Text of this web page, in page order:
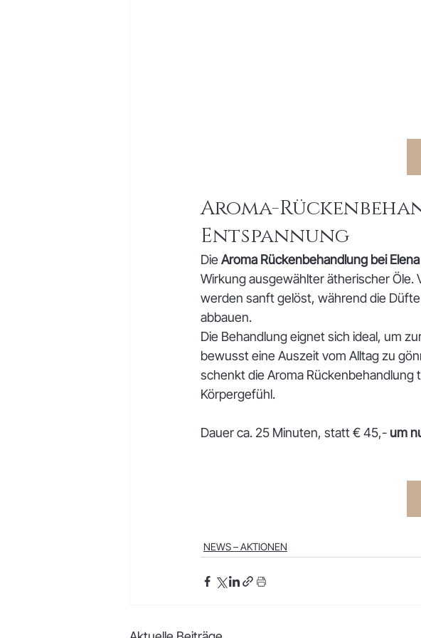
Aroma-
Entspannung
Die Aroma Rückenbehandlung bei Elena
Wirkung ausgewählter ätherischer
werden sanft gelöst, während die
abbauen.
Die Behandlung eignet sich ideal, um
bewusst eine Auszeit vom Alltag zu
schenkt die Aroma
Körpergefühl.
Dauer ca. 25 Minuten, statt € 45,- um
NEWS – AKTIONEN